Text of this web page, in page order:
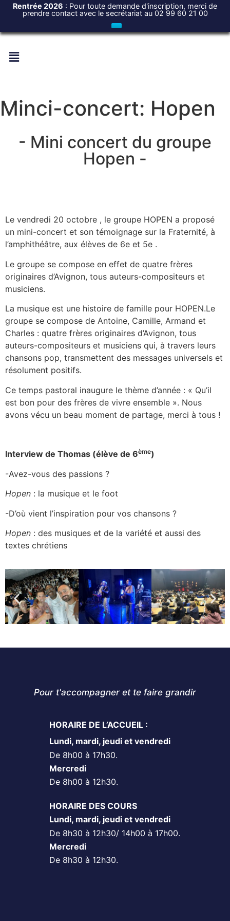
Rentrée 2026 : Pour toute demande d'inscription, merci de
prendre contact avec le secrétariat au 02 99 60 21 00
Minci-concert: Hopen
- Mini concert du groupe
Hopen -
Le vendredi 20 octobre , le groupe HOPEN a proposé
un mini-concert et son témoignage sur la Fraternité, à
l’amphithéâtre, aux élèves de 6e et 5e .
Le groupe se compose en effet de quatre frères
originaires d’Avignon, tous auteurs-compositeurs et
musiciens.
La musique est une histoire de famille pour HOPEN.Le
groupe se compose de Antoine, Camille, Armand et
Charles : quatre frères originaires d’Avignon, tous
auteurs-compositeurs et musiciens qui, à travers leurs
chansons pop, transmettent des messages universels et
résolument positifs.
Ce temps pastoral inaugure le thème d’année : « Qu’il
est bon pour des frères de vivre ensemble ». Nous
avons vécu un beau moment de partage, merci à tous !
Interview de Thomas (élève de 6ème)
-Avez-vous des passions ?
Hopen : la musique et le foot
-D’où vient l’inspiration pour vos chansons ?
Hopen : des musiques et de la variété et aussi des
textes chrétiens
Pour t'accompagner et te faire grandir
HORAIRE DE L’ACCUEIL :
Lundi, mardi, jeudi et vendredi
De 8h00 à 17h30.
Mercredi
De 8h00 à 12h30.
HORAIRE DES COURS
Lundi, mardi, jeudi et vendredi
De 8h30 à 12h30/ 14h00 à 17h00.
Mercredi
De 8h30 à 12h30.